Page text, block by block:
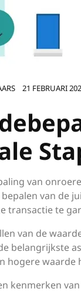
21 FEBRUARI
van
van de
transactie te
van de
belangrijkste
hogere
kenmerken